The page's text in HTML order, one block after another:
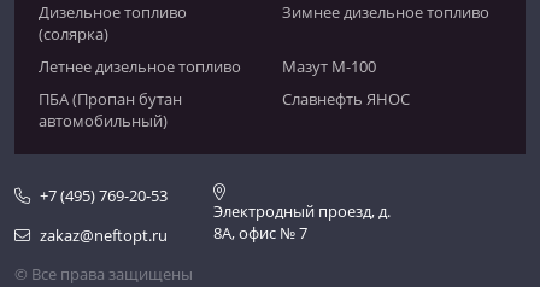
Дизельное топливо
(солярка)
Зимнее дизельное топливо
Летнее дизельное топливо
Мазут М-100
ПБА (Пропан бутан
автомобильный)
Славнефть ЯНОС
+7 (495) 769-20-53
zakaz@neftopt.ru
Электродный проезд, д.
8А, офис № 7
© Все права защищены